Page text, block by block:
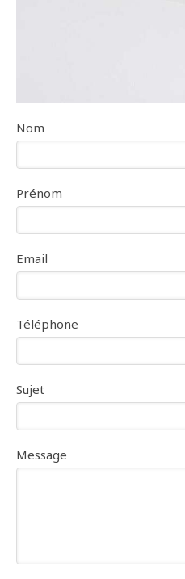
Nom
Prénom
Email
Téléphone
Sujet
Message